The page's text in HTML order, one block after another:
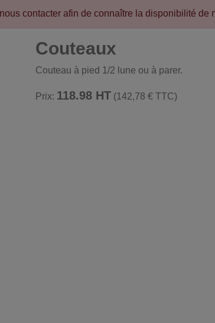
contacter afin de connaître la disponibilité de
Couteaux
Couteau à pied 1/2 lune ou à parer.
Prix: 118.98 HT (142,78 € TTC)